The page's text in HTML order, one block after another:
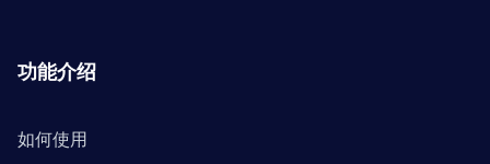
功能介绍
如何使用